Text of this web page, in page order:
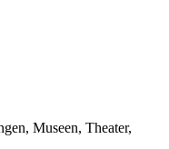
Museen, Theater,